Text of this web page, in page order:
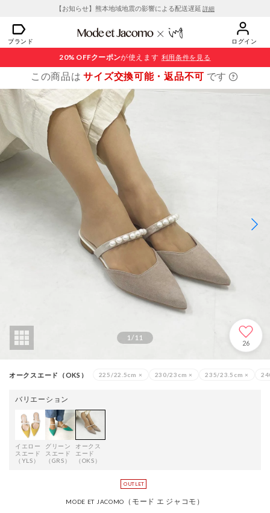
【お知らせ】熊本地域地震の影響による配送遅延 詳細
ブランド ログイン
20% OFFクーポンが使えます 利用条件を見る
この商品はサイズ交換可能・返品不可 です
1/ 11
26
オークスエード（OKS） 225/22.5cm × 230/23cm × 235/23.5cm ×
バリエーション
イエロー
スエード
（YLS）
グリーン
スエード
（GRS）
オークス
エード
（OKS）
MODE ET JACOMO （モード エ ジャコモ）